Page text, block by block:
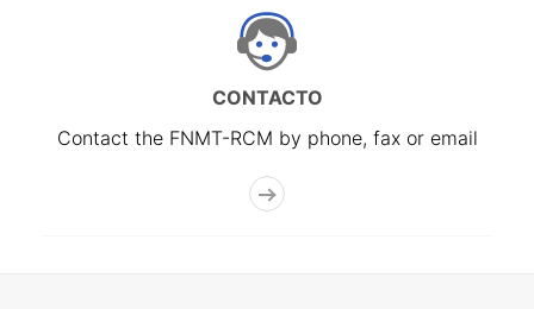
CONTACTO
Contact the FNMT-RCM by phone, fax or email